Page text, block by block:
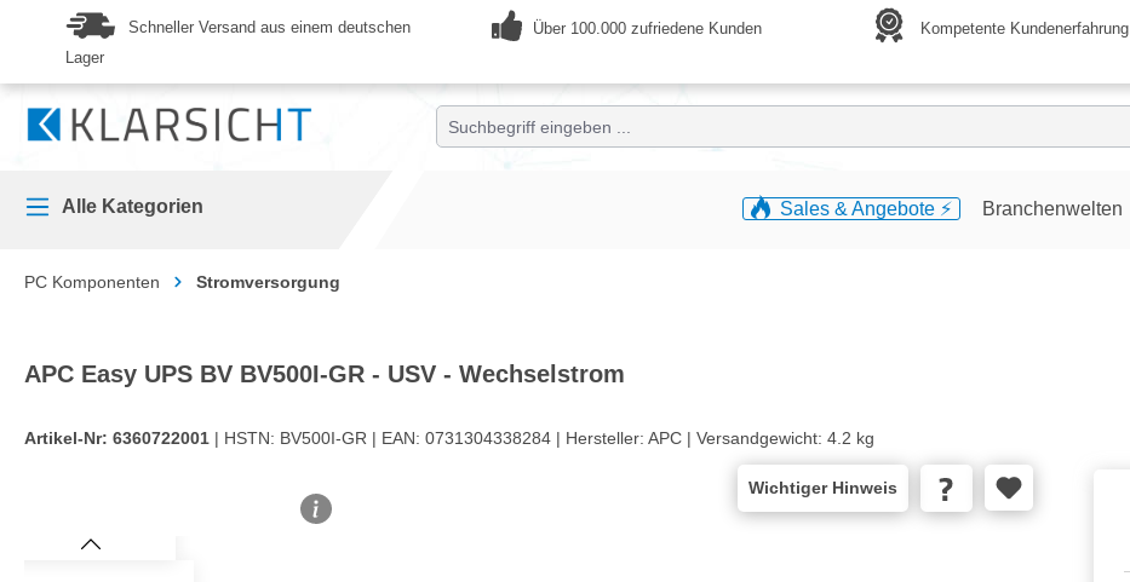
Zur Hauptnavigation springen
Schneller Versand aus einem deutschen
Lager
Über 100.000 zufriedene Kunden Kompetente Kundenerfahrung
Alle Kategorien Sales & Angebote ⚡️ Branchenwelten
PC Komponenten Stromversorgung
APC Easy UPS BV BV500I-GR - USV - Wechselstrom
Artikel-Nr: 6360722001 | HSTN: BV500I-GR | EAN: 0731304338284 | Hersteller: APC | Versandgewicht: 4.2 kg
Wichtiger Hinweis
Bildergalerie überspringen